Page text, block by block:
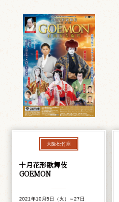
大阪松竹座
十月花形歌舞伎
GOEMON
2021年10月5日（火）～27日